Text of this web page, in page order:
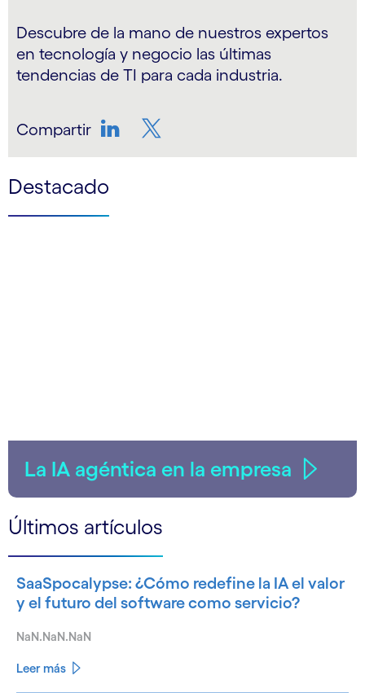
Descubre de la mano de nuestros expertos
en tecnología y negocio las últimas
tendencias de TI para cada industria.
Compartir
Destacado
La IA agéntica en la empresa
Últimos artículos
SaaSpocalypse: ¿Cómo redefine la IA el valor
y el futuro del software como servicio?
NaN.NaN.NaN
Leer más